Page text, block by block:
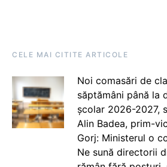
CELE MAI CITITE ARTICOLE
Noi comasări de
săptămâni până la
școlar 2026-2027,
Alin Badea, prim-
Gorj: Ministerul o
Ne sună directorii